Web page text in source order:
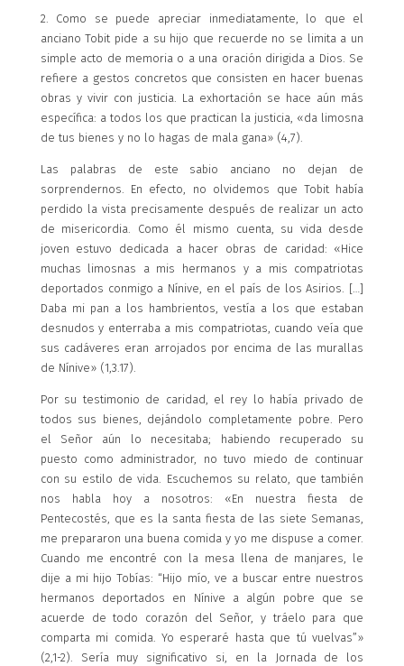
2. Como se puede apreciar inmediatamente, lo que el
anciano Tobit pide a su hijo que recuerde no se limita a un
simple acto de memoria o a una oración dirigida a Dios. Se
refiere a gestos concretos que consisten en hacer buenas
obras y vivir con justicia. La exhortación se hace aún más
específica: a todos los que practican la justicia, «da limosna
de tus bienes y no lo hagas de mala gana» (4,7).
Las palabras de este sabio anciano no dejan de
sorprendernos. En efecto, no olvidemos que Tobit había
perdido la vista precisamente después de realizar un acto
de misericordia. Como él mismo cuenta, su vida desde
joven estuvo dedicada a hacer obras de caridad: «Hice
muchas limosnas a mis hermanos y a mis compatriotas
deportados conmigo a Nínive, en el país de los Asirios. […]
Daba mi pan a los hambrientos, vestía a los que estaban
desnudos y enterraba a mis compatriotas, cuando veía que
sus cadáveres eran arrojados por encima de las murallas
de Nínive» (1,3.17).
Por su testimonio de caridad, el rey lo había privado de
todos sus bienes, dejándolo completamente pobre. Pero
el Señor aún lo necesitaba; habiendo recuperado su
puesto como administrador, no tuvo miedo de continuar
con su estilo de vida. Escuchemos su relato, que también
nos habla hoy a nosotros: «En nuestra fiesta de
Pentecostés, que es la santa fiesta de las siete Semanas,
me prepararon una buena comida y yo me dispuse a comer.
Cuando me encontré con la mesa llena de manjares, le
dije a mi hijo Tobías: “Hijo mío, ve a buscar entre nuestros
hermanos deportados en Nínive a algún pobre que se
acuerde de todo corazón del Señor, y tráelo para que
comparta mi comida. Yo esperaré hasta que tú vuelvas”»
(2,1-2). Sería muy significativo si, en la Jornada de los